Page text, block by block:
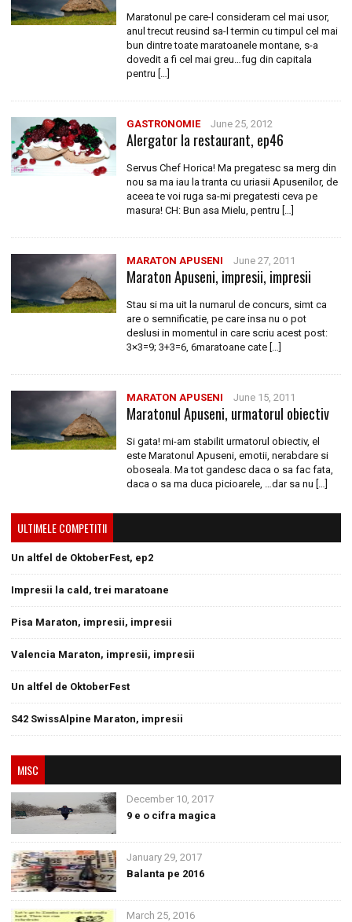
Maratonul pe care-l consideram cel mai usor,
anul trecut reusind sa-l termin cu timpul cel mai
bun dintre toate maratoanele montane, s-a
dovedit a fi cel mai greu…fug din capitala
pentru […]
GASTRONOMIE June 25, 2012
Alergator la restaurant, ep46
Servus Chef Horica! Ma pregatesc sa merg din
nou sa ma iau la tranta cu uriasii Apusenilor, de
aceea te voi ruga sa-mi pregatesti ceva pe
masura! CH: Bun asa Mielu, pentru […]
MARATON APUSENI June 27, 2011
Maraton Apuseni, impresii, impresii
Stau si ma uit la numarul de concurs, simt ca
are o semnificatie, pe care insa nu o pot
deslusi in momentul in care scriu acest post:
3×3=9; 3+3=6, 6maratoane cate […]
MARATON APUSENI June 15, 2011
Maratonul Apuseni, urmatorul obiectiv
Si gata! mi-am stabilit urmatorul obiectiv, el
este Maratonul Apuseni, emotii, nerabdare si
oboseala. Ma tot gandesc daca o sa fac fata,
daca o sa ma duca picioarele, …dar sa nu […]
ULTIMELE COMPETITII
Un altfel de OktoberFest, ep2
Impresii la cald, trei maratoane
Pisa Maraton, impresii, impresii
Valencia Maraton, impresii, impresii
Un altfel de OktoberFest
S42 SwissAlpine Maraton, impresii
MISC
December 10, 2017
9 e o cifra magica
January 29, 2017
Balanta pe 2016
March 25, 2016